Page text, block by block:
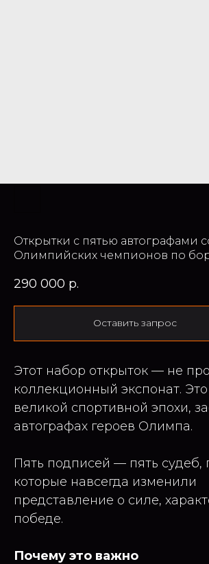
Открытки с пятью автографами
Олимпийских чемпионов по
290 000 р.
Оставить запрос
Этот набор открыток — не
коллекционный экспонат.
великой спортивной эпохи,
автографах героев Олимпа.
Пять подписей — пять судеб,
которые навсегда изменили
представление о силе,
победе.
Почему это важно